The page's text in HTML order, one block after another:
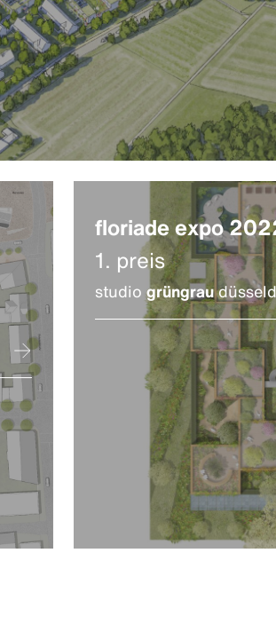
floriade expo
1. preis
studiogrüngrau